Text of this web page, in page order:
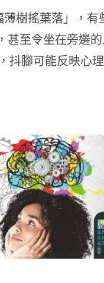
樹搖葉落」，有
甚至令坐在旁邊
抖腳可能反映心